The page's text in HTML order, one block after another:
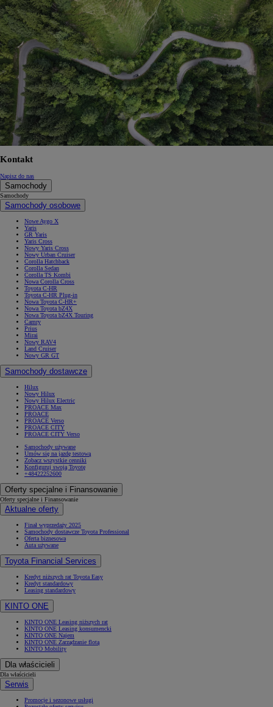
Kontakt
Napisz do nas
Samochody
Samochody
Samochody osobowe
Nowe Aygo X
Yaris
GR Yaris
Yaris Cross
Nowy Yaris Cross
Nowy Urban Cruiser
Corolla Hatchback
Corolla Sedan
Corolla TS Kombi
Nowa Corolla Cross
Toyota C-HR
Toyota C-HR Plug-in
Nowa Toyota C-HR+
Nowa Toyota bZ4X
Nowa Toyota bZ4X Touring
Camry
Prius
Mirai
Nowy RAV4
Land Cruiser
Nowy GR GT
Samochody dostawcze
Hilux
Nowy Hilux
Nowy Hilux Electric
PROACE Max
PROACE
PROACE Verso
PROACE CITY
PROACE CITY Verso
Samochody używane
Umów się na jazdę testową
Zobacz wszystkie cenniki
Konfiguruj swoją Toyotę
+48422252600
Oferty specjalne i Finansowanie
Oferty specjalne i Finansowanie
Aktualne oferty
Finał wyprzedaży 2025
Samochody dostawcze Toyota Professional
Oferta biznesowa
Auta używane
Toyota Financial Services
Kredyt niższych rat Toyota Easy
Kredyt standardowy
Leasing standardowy
KINTO ONE
KINTO ONE Leasing niższych rat
KINTO ONE Leasing konsumencki
KINTO ONE Najem
KINTO ONE Zarządzanie flotą
KINTO Mobility
Dla właścicieli
Dla właścicieli
Serwis
Promocje i sezonowe usługi